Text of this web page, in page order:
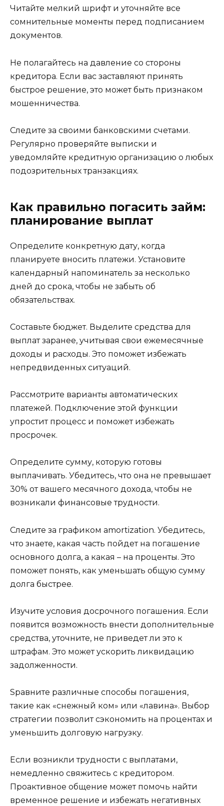
Читайте мелкий шрифт и уточняйте все
сомнительные моменты перед подписанием
документов.
Не полагайтесь на давление со стороны
кредитора. Если вас заставляют принять
быстрое решение, это может быть признаком
мошенничества.
Следите за своими банковскими счетами.
Регулярно проверяйте выписки и
уведомляйте кредитную организацию о любых
подозрительных транзакциях.
Как правильно погасить займ:
планирование выплат
Определите конкретную дату, когда
планируете вносить платежи. Установите
календарный напоминатель за несколько
дней до срока, чтобы не забыть об
обязательствах.
Составьте бюджет. Выделите средства для
выплат заранее, учитывая свои ежемесячные
доходы и расходы. Это поможет избежать
непредвиденных ситуаций.
Рассмотрите варианты автоматических
платежей. Подключение этой функции
упростит процесс и поможет избежать
просрочек.
Определите сумму, которую готовы
выплачивать. Убедитесь, что она не превышает
30% от вашего месячного дохода, чтобы не
возникали финансовые трудности.
Следите за графиком amortization. Убедитесь,
что знаете, какая часть пойдет на погашение
основного долга, а какая – на проценты. Это
поможет понять, как уменьшать общую сумму
долга быстрее.
Изучите условия досрочного погашения. Если
появится возможность внести дополнительные
средства, уточните, не приведет ли это к
штрафам. Это может ускорить ликвидацию
задолженности.
Sравните различные способы погашения,
такие как «снежный ком» или «лавина». Выбор
стратегии позволит сэкономить на процентах и
уменьшить долговую нагрузку.
Если возникли трудности с выплатами,
немедленно свяжитесь с кредитором.
Проактивное общение может помочь найти
временное решение и избежать негативных